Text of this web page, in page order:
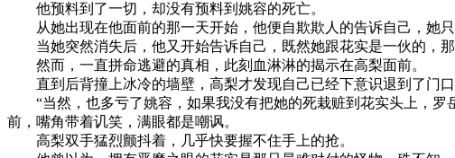
他预料到了一切，却没有预料到姚容的死亡。
从她出现在他面前的那一天开始，他便自欺欺人的告诉自己，她只
当她突然消失后，他又开始告诉自己，既然她跟花实是一伙的，那
然而，一直拼命逃避的真相，此刻血淋淋的揭示在高梨面前。
直到后背撞上冰冷的墙壁，高梨才发现自己已经下意识退到了门口
“当然，也多亏了姚容，如果我没有把她的死栽赃到花实头上，罗
前，嘴角带着讥笑，满眼都是嘲讽。
高梨双手猛烈颤抖着，几乎快要握不住手上的抢。